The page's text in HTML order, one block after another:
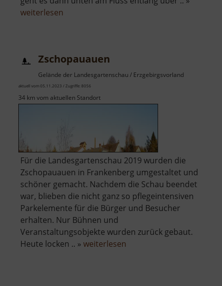
weiterlesen
Zschopauauen
Gelände der Landesgartenschau / Erzgebirgsvorland
aktuell vom 05.11.2023 / Zugriffe: 8056
34 km vom aktuellen Standort
Für die Landesgartenschau 2019 wurden die
Zschopauauen in Frankenberg umgestaltet und
schöner gemacht. Nachdem die Schau beendet
war, blieben die nicht ganz so pflegeintensiven
Parkelemente für die Bürger und Besucher
erhalten. Nur Bühnen und
Veranstaltungsobjekte wurden zurück gebaut.
Heute locken .. » weiterlesen